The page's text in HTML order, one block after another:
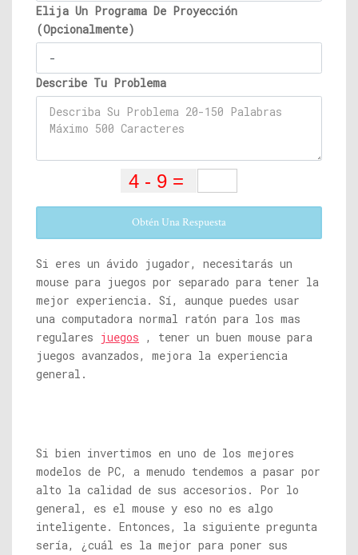
Elija Un Programa De Proyección
(Opcionalmente)
Describe Tu Problema
Obtén Una Respuesta
Si eres un ávido jugador, necesitarás un
mouse para juegos por separado para tener la
mejor experiencia. Sí, aunque puedes usar
una computadora normal ratón para los mas
regulares juegos , tener un buen mouse para
juegos avanzados, mejora la experiencia
general.
Si bien invertimos en uno de los mejores
modelos de PC, a menudo tendemos a pasar por
alto la calidad de sus accesorios. Por lo
general, es el mouse y eso no es algo
inteligente. Entonces, la siguiente pregunta
sería, ¿cuál es la mejor para poner sus